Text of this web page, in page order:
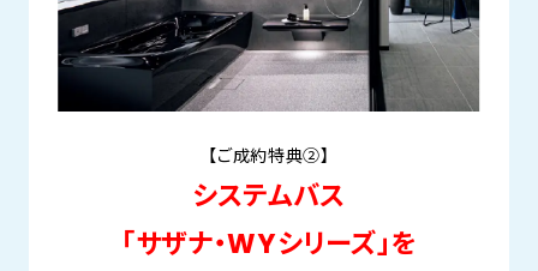
【ご成約特典②】
システムバス
「サザナ・WYシリーズ」を